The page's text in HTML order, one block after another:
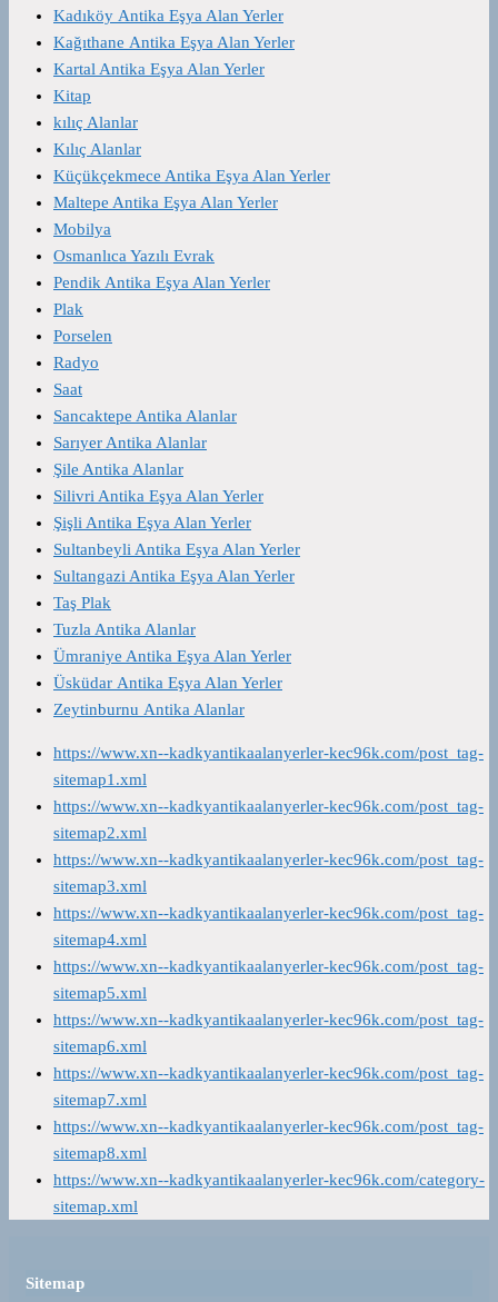
Kadıköy Antika Eşya Alan Yerler
Kağıthane Antika Eşya Alan Yerler
Kartal Antika Eşya Alan Yerler
Kitap
kılıç Alanlar
Kılıç Alanlar
Küçükçekmece Antika Eşya Alan Yerler
Maltepe Antika Eşya Alan Yerler
Mobilya
Osmanlıca Yazılı Evrak
Pendik Antika Eşya Alan Yerler
Plak
Porselen
Radyo
Saat
Sancaktepe Antika Alanlar
Sarıyer Antika Alanlar
Şile Antika Alanlar
Silivri Antika Eşya Alan Yerler
Şişli Antika Eşya Alan Yerler
Sultanbeyli Antika Eşya Alan Yerler
Sultangazi Antika Eşya Alan Yerler
Taş Plak
Tuzla Antika Alanlar
Ümraniye Antika Eşya Alan Yerler
Üsküdar Antika Eşya Alan Yerler
Zeytinburnu Antika Alanlar
https://www.xn--kadkyantikaalanyerler-kec96k.com/post_tag-
sitemap1.xml
https://www.xn--kadkyantikaalanyerler-kec96k.com/post_tag-
sitemap2.xml
https://www.xn--kadkyantikaalanyerler-kec96k.com/post_tag-
sitemap3.xml
https://www.xn--kadkyantikaalanyerler-kec96k.com/post_tag-
sitemap4.xml
https://www.xn--kadkyantikaalanyerler-kec96k.com/post_tag-
sitemap5.xml
https://www.xn--kadkyantikaalanyerler-kec96k.com/post_tag-
sitemap6.xml
https://www.xn--kadkyantikaalanyerler-kec96k.com/post_tag-
sitemap7.xml
https://www.xn--kadkyantikaalanyerler-kec96k.com/post_tag-
sitemap8.xml
https://www.xn--kadkyantikaalanyerler-kec96k.com/category-
sitemap.xml
Sitemap